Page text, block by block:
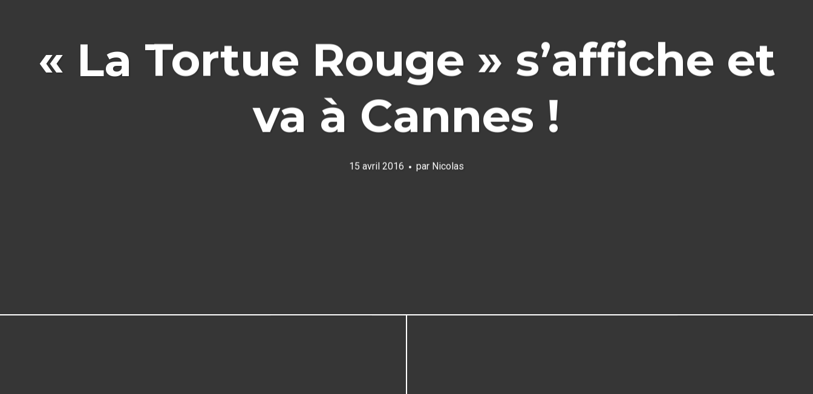
« La Tortue Rouge » s’affiche et
va à Cannes !
15 avril 2016 par Nicolas